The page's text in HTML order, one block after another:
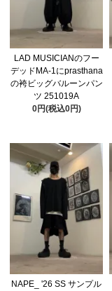
LAD MUSICIANのフー
デッドMA-1にprasthana
の袴ビッグバルーンパン
ツ 251019A
0円(税込0円)
NAPE_ '26 SS サンプル